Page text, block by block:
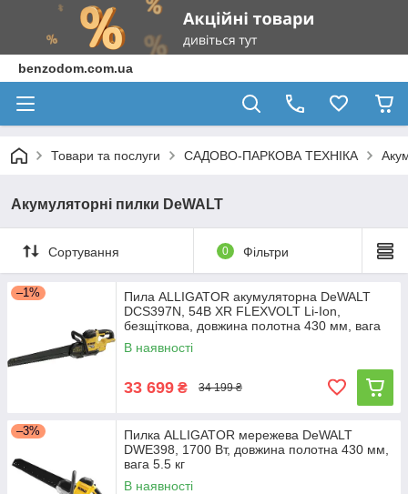
benzodom.com.ua
Товари та послуги САДОВО-ПАРКОВА ТЕХНІКА
Акумуляторні пилки DeWALT
Сортування 0 Фільтри
–1%
Пила ALLIGATOR акумуляторна DeWALT
DCS397N, 54В XR FLEXVOLT Li-Ion,
безщіткова, довжина полотна 430 мм, вага
5.6 кг, без
В наявності
33 699 ₴ 34 199 ₴
–3%
Пилка ALLIGATOR мережева DeWALT
DWE398, 1700 Вт, довжина полотна 430 мм,
вага 5.5 кг
В наявності